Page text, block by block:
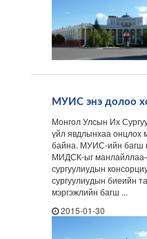
МУИС энэ долоо
Монгол Улсын Их
үйл явдлынхаа онцлох
байна. МУИС-ийн багш
МИДСК-ыг
сургуулиудын
сургуулиудын биеийн
мэргэжлийн багш ...
2015-01-30